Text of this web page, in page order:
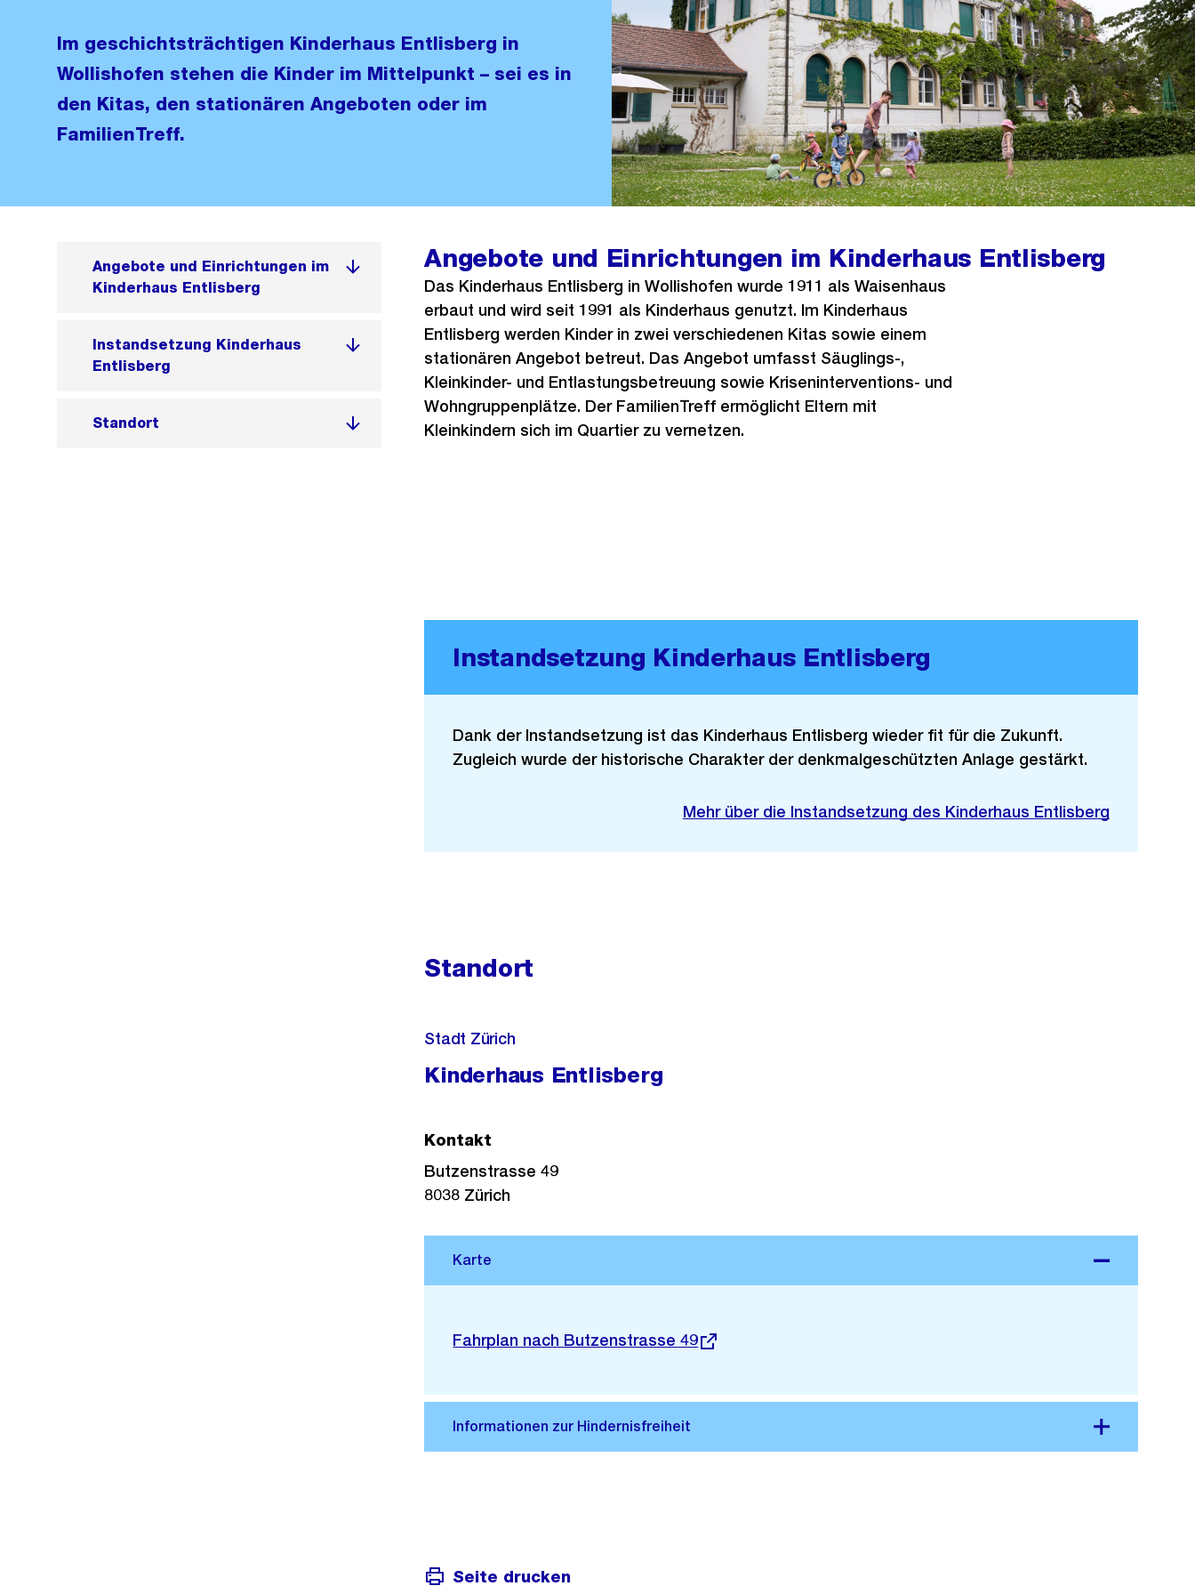
Im geschichtsträchtigen Kinderhaus Entlisberg in
Wollishofen stehen die Kinder im Mittelpunkt – sei es in
den Kitas, den stationären Angeboten oder im
FamilienTreff.
Angebote und Einrichtungen im
Kinderhaus Entlisberg
Instandsetzung Kinderhaus
Entlisberg
Standort
Angebote und Einrichtungen im Kinderhaus Entlisberg
Das Kinderhaus Entlisberg in Wollishofen wurde 1911 als Waisenhaus
erbaut und wird seit 1991 als Kinderhaus genutzt. Im Kinderhaus
Entlisberg werden Kinder in zwei verschiedenen Kitas sowie einem
stationären Angebot betreut. Das Angebot umfasst Säuglings-,
Kleinkinder- und Entlastungsbetreuung sowie Kriseninterventions- und
Wohngruppenplätze. Der FamilienTreff ermöglicht Eltern mit
Kleinkindern sich im Quartier zu vernetzen.
Instandsetzung Kinderhaus Entlisberg
Dank der Instandsetzung ist das Kinderhaus Entlisberg wieder fit für die Zukunft.
Zugleich wurde der historische Charakter der denkmalgeschützten Anlage gestärkt.
Mehr über die Instandsetzung des Kinderhaus Entlisberg
Standort
Stadt Zürich
Kinderhaus Entlisberg
Externer
Fahrplan nach Butzenstrasse 49
Kontakt
Butzenstrasse 49
8038 Zürich
Seite drucken